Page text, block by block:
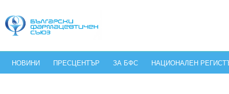
НОВИНИ ПРЕСЦЕНТЪР ЗА БФС НАЦИОНАЛЕН